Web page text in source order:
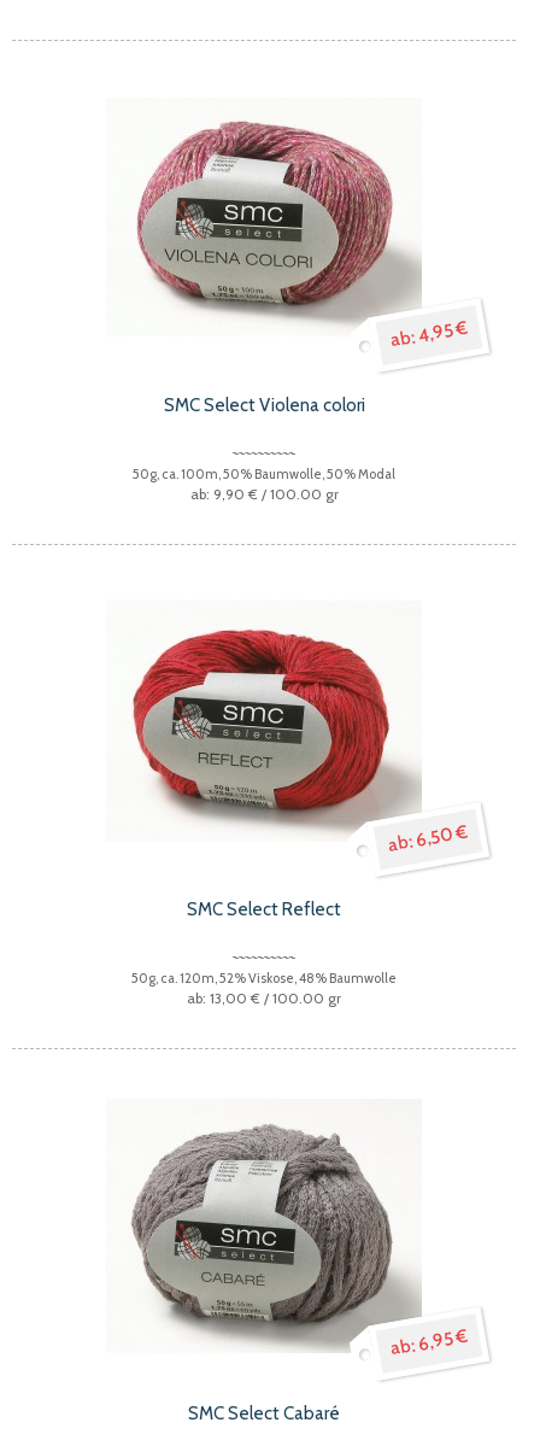
4,95 €
SMC Select Violena colori
50g, ca. 100m, 50% Baumwolle, 50% Modal
9,90 € / 100.00 gr
6,50 €
SMC Select Reflect
50g, ca. 120m, 52% Viskose, 48% Baumwolle
13,00 € / 100.00 gr
6,95 €
SMC Select Cabaré